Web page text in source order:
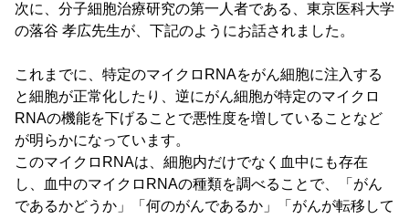
次に、分子細胞治療研究の第一人者である、東京医科大学
の落谷 孝広先生が、下記のようにお話されました。
これまでに、特定のマイクロRNAをがん細胞に注入する
と細胞が正常化したり、逆にがん細胞が特定のマイクロ
RNAの機能を下げることで悪性度を増していることなど
が明らかになっています。
このマイクロRNAは、細胞内だけでなく血中にも存在
し、血中のマイクロRNAの種類を調べることで、「がん
であるかどうか」「何のがんであるか」「がんが転移して